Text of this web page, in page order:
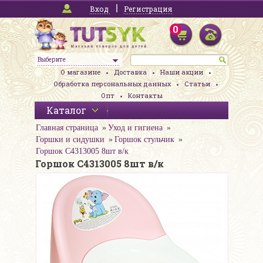
Вход Регистрация
Выберите
0
О магазине Доставка
Наши акции
Обработка персональных данных
Статьи
Опт
Контакты
Каталог
Главная страница
Уход и гигиена
Горшки и сидушки
Горшок стульчик
Горшок С4313005 8шт в/к
Горшок С4313005 8шт в/к